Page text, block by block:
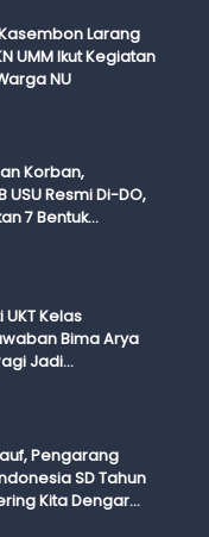
Larang
UMM Ikut Kegiatan
NU
Korban,
USU Resmi Di-DO,
7 Bentuk
Kelas
Bima Arya
Jadi
Pengarang
SD Tahun
Kita Dengar